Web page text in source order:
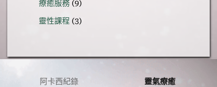
療癒服務 9
產
靈性課程 33
阿卡西紀錄 靈氣療癒